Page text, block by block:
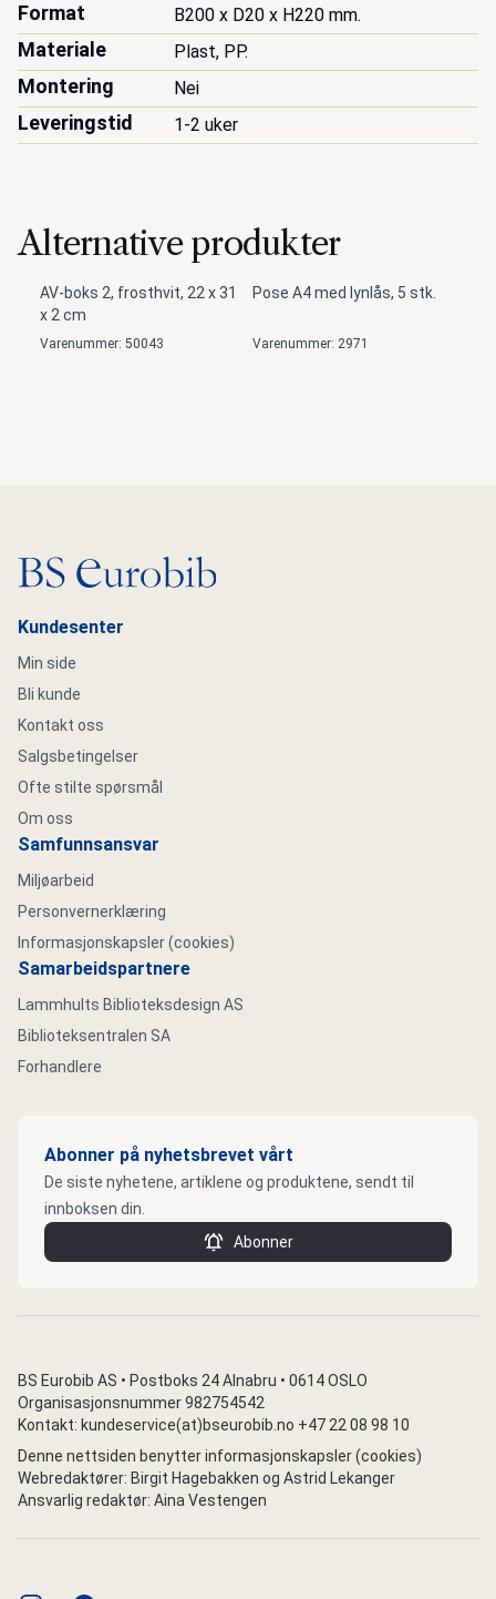
Format B200 x D20 x H220 mm.
Materiale Plast, PP.
Montering Nei
Leveringstid 1-2 uker
Alternative produkter
AV-boks 2, frosthvit, 22 x 31
x 2 cm
Varenummer: 50043
Pose A4 med lynlås, 5 stk.
Varenummer: 2971
Gå til hovedsiden
Kundesenter
Min side
Bli kunde
Kontakt oss
Salgsbetingelser
Ofte stilte spørsmål
Om oss
Samfunnsansvar
Miljøarbeid
Personvernerklæring
Informasjonskapsler (cookies)
Samarbeidspartnere
Lammhults Biblioteksdesign AS
Biblioteksentralen SA
Forhandlere
Abonner på nyhetsbrevet vårt
De siste nyhetene, artiklene og produktene, sendt til
innboksen din.
Abonner
BS Eurobib AS • Postboks 24 Alnabru • 0614 OSLO
Organisasjonsnummer 982754542
Kontakt: kundeservice(at)bseurobib.no +47 22 08 98 10
Denne nettsiden benytter informasjonskapsler (cookies)
Webredaktører: Birgit Hagebakken og Astrid Lekanger
Ansvarlig redaktør: Aina Vestengen